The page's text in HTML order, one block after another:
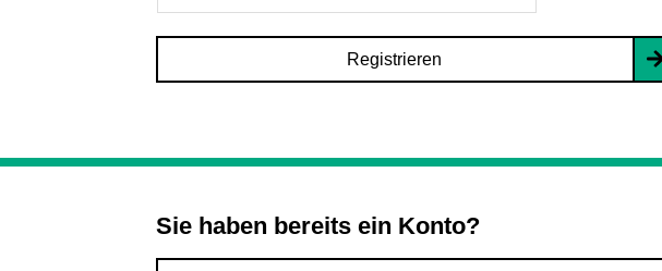
Registrieren
Sie haben bereits ein Konto?